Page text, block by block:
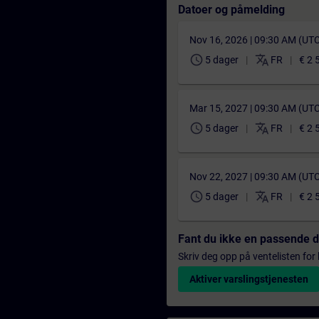
Datoer og påmelding
Nov 16, 2026 | 09:30 AM
schedule 5 dager translate FR € 2
Mar 15, 2027 | 09:30 AM
schedule 5 dager translate FR € 2
Nov 22, 2027 | 09:30 AM
schedule 5 dager translate FR € 2
Fant du ikke en passende
Skriv deg opp på ventelisten
Aktiver varslingstjenesten